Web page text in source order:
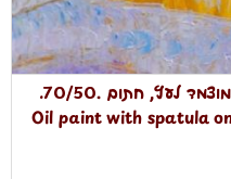
צבעי שמן בשפכטל על נייר מיוחד מוצמד לעץ, חתום .70/50.
Oil paint with spatula